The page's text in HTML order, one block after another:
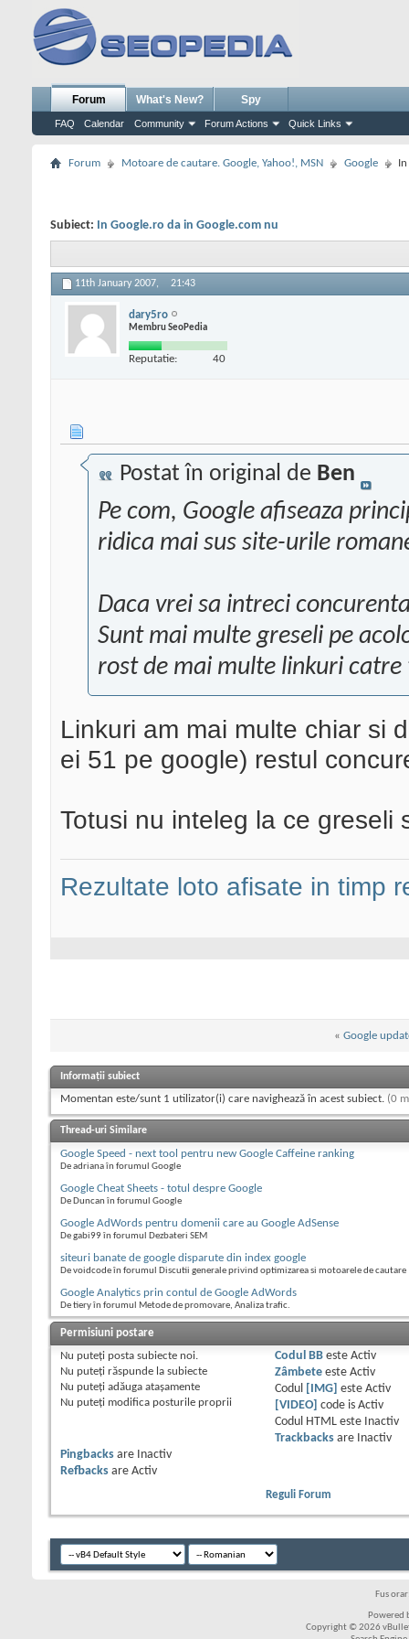
Forum
FAQ Calendar Community Forum Actions Quick Links
What's New? Spy
Forum Motoare de cautare. Google, Yahoo!, MSN Google
Subiect: In Google.ro da in Google.com nu
11th January 2007, 21:43
dary5ro
Membru SeoPedia
Reputatie: 40
Postat în original de Ben
Pe com, Google afiseaza
ridica mai sus site-urile
Daca vrei sa intreci
Sunt mai multe greseli pe
rost de mai multe linkuri
Linkuri am mai multe chiar si
ei 51 pe google) restul
Totusi nu inteleg la ce greseli
Rezultate loto afisate in timp
« Google
Informații subiect
Momentan este/sunt 1 utilizator(i) care navighează în acest subiect. (0
Thread-uri Similare
Google Speed - next tool pentru new Google Caffeine ranking
De adriana în forumul Google
Google Cheat Sheets - totul despre Google
De Duncan în forumul Google
Google AdWords pentru domenii care au Google AdSense
De gabi99 în forumul Dezbateri SEM
siteuri banate de google disparute din index google
De voidcode în forumul Discutii generale privind optimizarea si motoarele de cautare
Google Analytics prin contul de Google AdWords
De tiery în forumul Metode de promovare, Analiza trafic.
Permisiuni postare
Nu puteţi posta subiecte noi.
Nu puteţi răspunde la subiecte
Nu puteţi adăuga ataşamente
Nu puteţi modifica posturile proprii
Codul BBeste Activ
Zâmbeteeste Activ
Codul
[IMG] este Activ
[VIDEO] code is Activ
Codul HTML este
Inactiv
Trackbacksare
Inactiv
Pingbacks are
Inactiv
Refbacks are Activ
Reguli Forum
Fus
Powered
Copyright © 2026